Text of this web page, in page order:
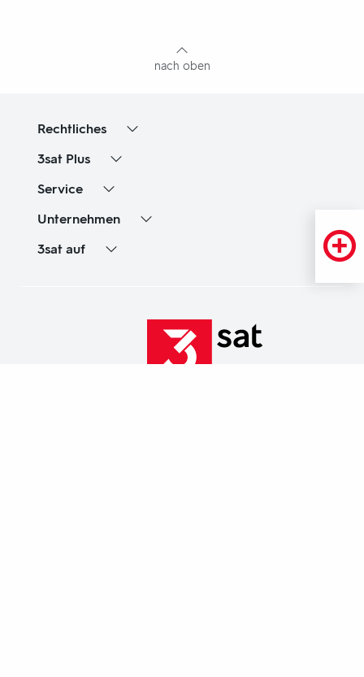
nach oben
Rechtliches
3sat Plus
Service
Unternehmen
3sat auf